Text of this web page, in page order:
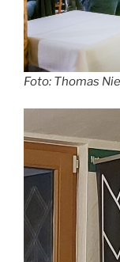
Foto: Thomas